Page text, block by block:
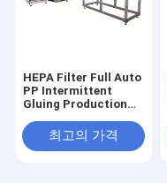
HEPA Filter Full Auto
PP Intermittent
Gluing Production
700mm최고의 가격